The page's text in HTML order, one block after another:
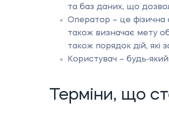
та баз даних, що
Оператор – це фізична
також визначає мету
також порядок дій, які
Користувач – будь-
Терміни, що